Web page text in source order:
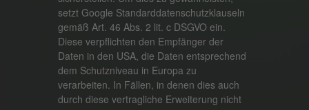
setzt Google Standarddatenschutzklauseln
gemäß Art. 46 Abs. 2 lit. c DSGVO ein.
Diese verpflichten den Empfänger der
Daten in den USA, die Daten entsprechend
dem Schutzniveau in Europa zu
verarbeiten. In Fällen, in denen dies auch
durch diese vertragliche Erweiterung nicht